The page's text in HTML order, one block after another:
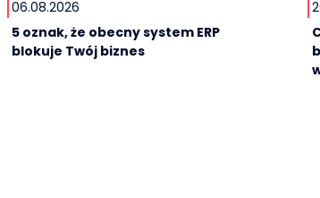
06.08.2026
5 oznak, że obecny system ERP
blokuje Twój biznes